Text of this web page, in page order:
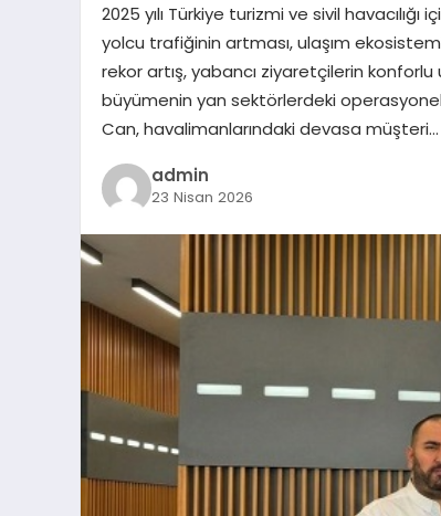
2025 yılı Türkiye turizmi ve sivil
yolcu trafiğinin artması, ulaşım
rekor artış, yabancı ziyaretçilerin
büyümenin yan sektörlerdeki
Can, havalimanlarındaki devasa müşteri…
admin
23 Nisan 2026